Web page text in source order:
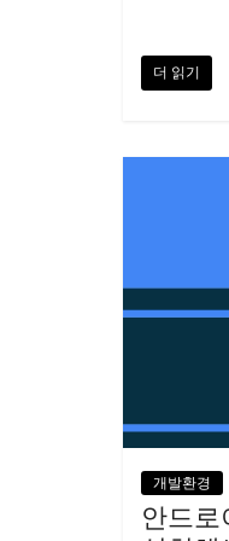
더 읽기
개발환경
안드로